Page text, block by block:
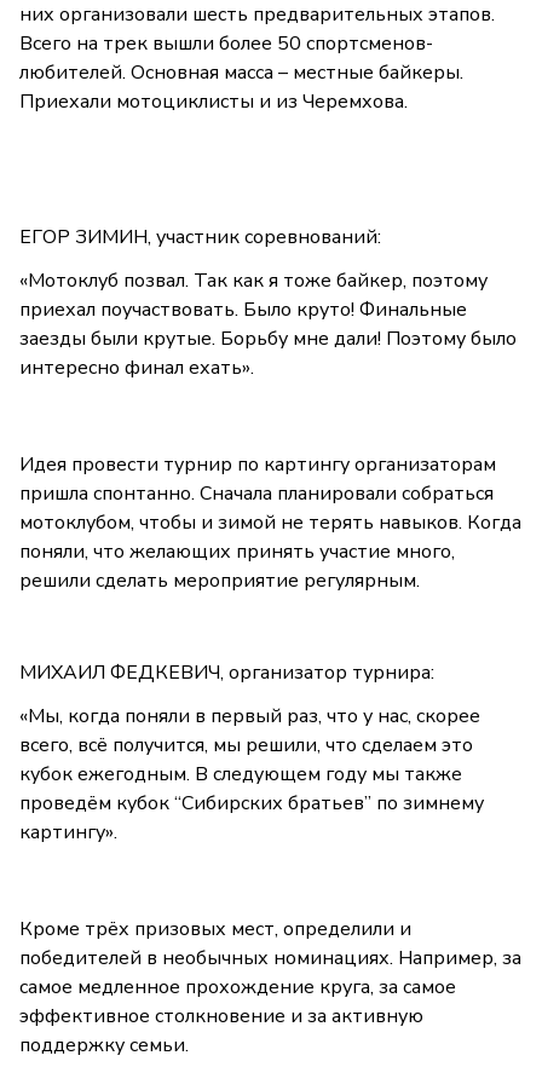
них организовали шесть предварительных этапов.
Всего на трек вышли более 50 спортсменов-
любителей. Основная масса – местные байкеры.
Приехали мотоциклисты и из Черемхова.
ЕГОР ЗИМИН, участник соревнований:
«Мотоклуб позвал. Так как я тоже байкер, поэтому
приехал поучаствовать. Было круто! Финальные
заезды были крутые. Борьбу мне дали! Поэтому было
интересно финал ехать».
Идея провести турнир по картингу организаторам
пришла спонтанно. Сначала планировали собраться
мотоклубом, чтобы и зимой не терять навыков. Когда
поняли, что желающих принять участие много,
решили сделать мероприятие регулярным.
МИХАИЛ ФЕДКЕВИЧ, организатор турнира:
«Мы, когда поняли в первый раз, что у нас, скорее
всего, всё получится, мы решили, что сделаем это
кубок ежегодным. В следующем году мы также
проведём кубок “Сибирских братьев” по зимнему
картингу».
Кроме трёх призовых мест, определили и
победителей в необычных номинациях. Например, за
самое медленное прохождение круга, за самое
эффективное столкновение и за активную
поддержку семьи.